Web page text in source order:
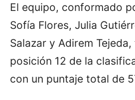
El equipo, conformado
Sofía Flores, Julia
Salazar y Adirem
posición 12 de la
con un puntaje total de